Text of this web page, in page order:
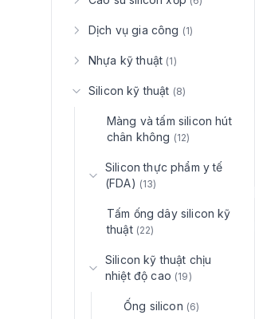
Dịch vụ gia công (1)
Nhựa kỹ thuật (1)
Silicon kỹ thuật (8)
Màng và tấm silicon hút
chân không (12)
Silicon thực phẩm y tế
(FDA) (13)
Tấm ống dây silicon kỹ
thuật (22)
Silicon kỹ thuật chịu
nhiệt độ cao (19)
Ống silicon (6)